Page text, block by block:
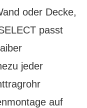
oder Decke,
passt
jeder
auf